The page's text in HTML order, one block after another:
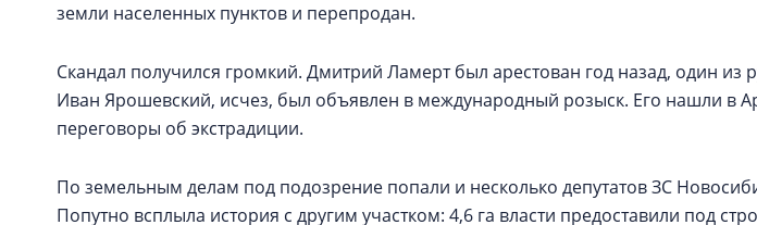
земли населенных пунктов и перепродан.
Скандал получился громкий. Дмитрий Ламерт был арестован год назад, один из
Иван Ярошевский, исчез, был объявлен в международный розыск. Его нашли в
переговоры об экстрадиции.
По земельным делам под подозрение попали и несколько депутатов ЗС
Попутно всплыла история с другим участком: 4,6 га власти предоставили под